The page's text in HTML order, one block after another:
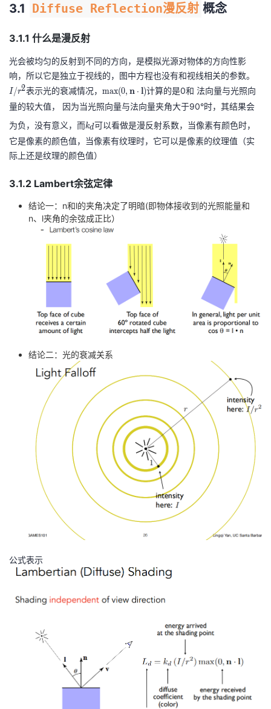
3.1 Diffuse Reflection漫反射 概念
3.1.1 什么是漫反射
光会被均匀的反射到不同的方向，是模拟光源对物体的方向性影
响，所以它是独立于视线的，图中方程也没有和视线相关的参数。
/
I /r2表示光的衰减情况，\
m
a
(0
\
at
h
bf
\
{l
max(0, n ⋅ l)计算的是0和 法向量与光照向
量的较大值， 因为当光照向量与法向量夹角大于90°时，其结果会
为负，没有意义，而k
_
{
}
kd可以看做是漫反射系数，当像素有颜色时，
它是像素的颜色值，当像素有纹理时，它可以是像素的纹理值（实
际上还是纹理的颜色值）
3.1.2 Lambert余弦定律
结论一：n和l的夹角决定了明暗(即物体接收到的光照能量和
n、l夹角的余弦成正比）
结论二：光的衰减关系
公式表示